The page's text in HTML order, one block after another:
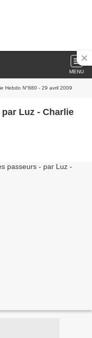
MENU
Hebdo N°880 - 29 avril 2009
Luz - Charlie